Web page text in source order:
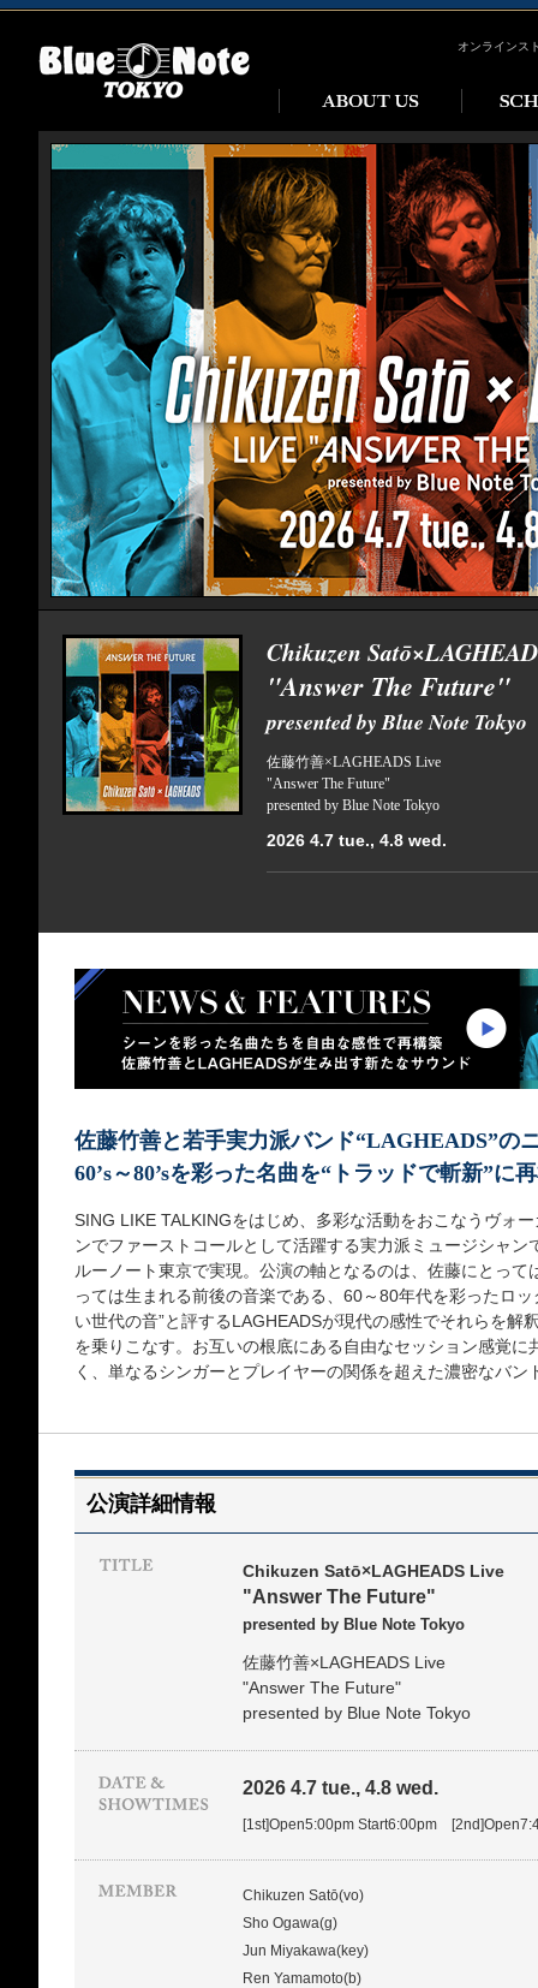
オンラインス
Chikuzen
"Answer The Future"
presented by Blue Note Tokyo
佐藤竹善×LAGHEADS Live
"Answer The Future"
presented by Blue Note Tokyo
2026 4.7 tue., 4.8 wed.
佐藤竹善と若手実力派バンド“LAGHEADS”の
60’s～80’sを彩った名曲を“トラッドで斬新”に
SING LIKE TALKINGをはじめ、多彩な活動をおこなうヴォ
ンでファーストコールとして活躍する実力派ミュージシャ
ルーノート東京で実現。公演の軸となるのは、佐藤にとっ
っては生まれる前後の音楽である、60～80年代を彩ったロ
い世代の音”と評するLAGHEADSが現代の感性でそれらを解
を乗りこなす。お互いの根底にある自由なセッション感覚
く、単なるシンガーとプレイヤーの関係を超えた濃密なバン
公演詳細情報
Chikuzen Satō×LAGHEADS Live
"Answer The Future"
presented by Blue Note Tokyo
佐藤竹善×LAGHEADS Live
"Answer The Future"
presented by Blue Note Tokyo
2026 4.7 tue., 4.8 wed.
[1st]Open5:00pm Start6:00pm
Chikuzen Satō(vo)
Sho Ogawa(g)
Jun Miyakawa(key)
Ren Yamamoto(b)